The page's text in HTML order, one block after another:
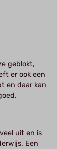
geblokt,
er ook een
en daar kan
uit en is
Een